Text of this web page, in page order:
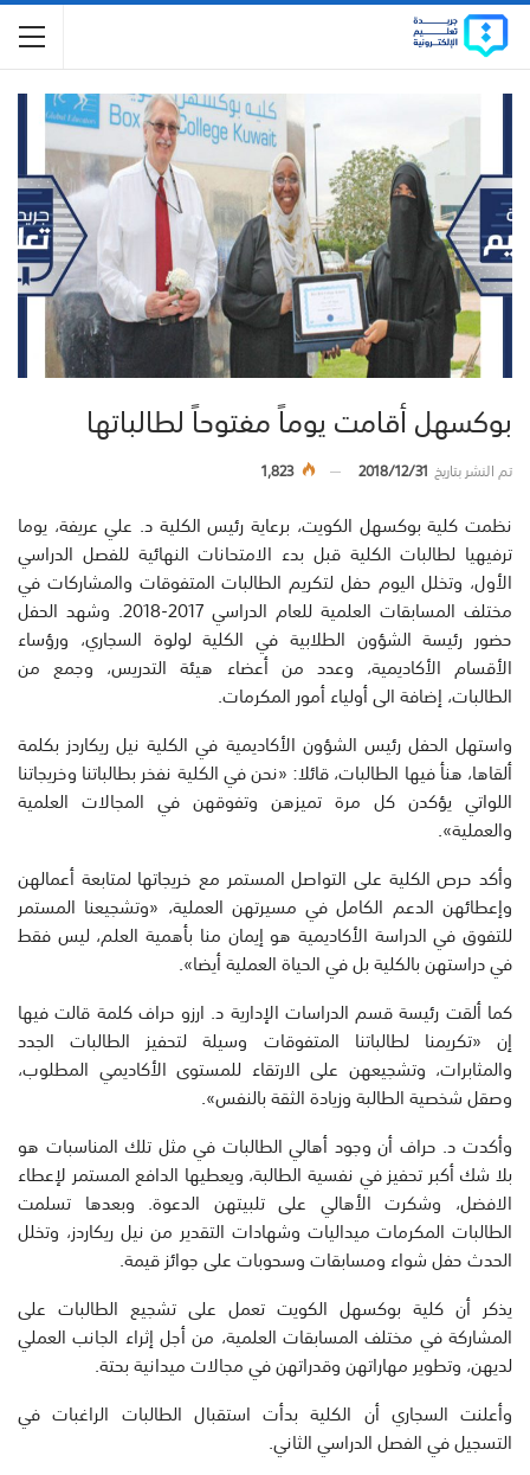
بوكسهل أقامت يوماً مفتوحاً لطالباتها
تم النشر بتاريخ 2018/12/31
1,823
نظمت كلية بوكسهل الكويت، برعاية رئيس الكلية د. علي عريفة، يوما
ترفيهيا لطالبات الكلية قبل بدء الامتحانات النهائية للفصل الدراسي
الأول، وتخلل اليوم حفل لتكريم الطالبات المتفوقات والمشاركات في
مختلف المسابقات العلمية للعام الدراسي 2017-2018. وشهد الحفل
حضور رئيسة الشؤون الطلابية في الكلية لولوة السجاري، ورؤساء
الأقسام الأكاديمية، وعدد من أعضاء هيئة التدريس، وجمع من
الطالبات، إضافة الى أولياء أمور المكرمات.
واستهل الحفل رئيس الشؤون الأكاديمية في الكلية نيل ريكاردز بكلمة
ألقاها، هنأ فيها الطالبات، قائلا: «نحن في الكلية نفخر بطالباتنا وخريجاتنا
اللواتي يؤكدن كل مرة تميزهن وتفوقهن في المجالات العلمية
والعملية».
وأكد حرص الكلية على التواصل المستمر مع خريجاتها لمتابعة أعمالهن
وإعطائهن الدعم الكامل في مسيرتهن العملية، «وتشجيعنا المستمر
للتفوق في الدراسة الأكاديمية هو إيمان منا بأهمية العلم، ليس فقط
في دراستهن بالكلية بل في الحياة العملية أيضا».
كما ألقت رئيسة قسم الدراسات الإدارية د. ارزو حراف كلمة قالت فيها
إن «تكريمنا لطالباتنا المتفوقات وسيلة لتحفيز الطالبات الجدد
والمثابرات، وتشجيعهن على الارتقاء للمستوى الأكاديمي المطلوب،
وصقل شخصية الطالبة وزيادة الثقة بالنفس».
وأكدت د. حراف أن وجود أهالي الطالبات في مثل تلك المناسبات هو
بلا شك أكبر تحفيز في نفسية الطالبة، ويعطيها الدافع المستمر لإعطاء
الافضل، وشكرت الأهالي على تلبيتهن الدعوة. وبعدها تسلمت
الطالبات المكرمات ميداليات وشهادات التقدير من نيل ريكاردز، وتخلل
الحدث حفل شواء ومسابقات وسحوبات على جوائز قيمة.
يذكر أن كلية بوكسهل الكويت تعمل على تشجيع الطالبات على
المشاركة في مختلف المسابقات العلمية، من أجل إثراء الجانب العملي
لديهن، وتطوير مهاراتهن وقدراتهن في مجالات ميدانية بحتة.
وأعلنت السجاري أن الكلية بدأت استقبال الطالبات الراغبات في
التسجيل في الفصل الدراسي الثاني.